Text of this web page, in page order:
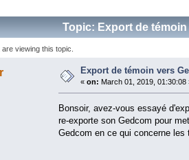
Topic: Export de
viewing this topic.
Export de témoin vers
«on: March 01, 2019, 01:30:08
Bonsoir, avez-vous essayé
re-exporte son Gedcom pour
Gedcom en ce qui concerne les